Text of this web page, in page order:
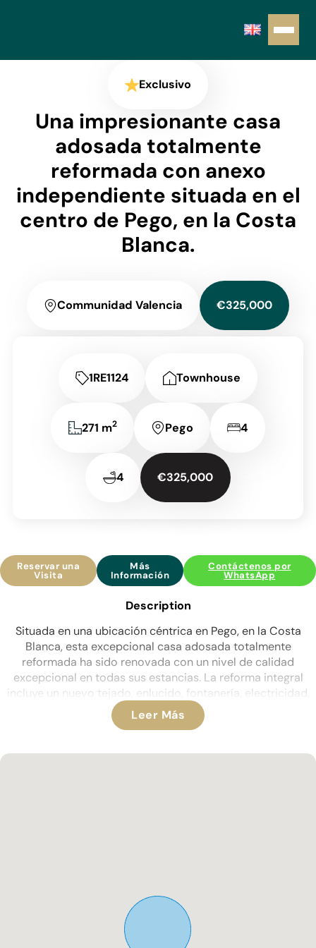
Exclusivo
Una impresionante casa
adosada totalmente
reformada con anexo
independiente situada en el
centro de Pego, en la Costa
Blanca.
Communidad Valencia €325,000
1RE1124 Townhouse
271 m2 Pego 4
4 €325,000
Reservar una
Visita
Más
Información
Contáctenos por
WhatsApp
Description
Situada en una ubicación céntrica en Pego, en la Costa
Blanca, esta excepcional casa adosada totalmente
reformada ha sido renovada con un nivel de calidad
excepcional en todas sus estancias. La reforma integral
incluye un nuevo tejado, enlucido, fontanería, electricidad,
ventanas y puertas de doble acristalamiento, además de
una cocina totalmente nueva, cuatro modernos cuartos de
eléctricos y ventiladores de techo. La propiedad también
congelador, lo que la hace elegante y muy funcional.
Desde el comedor, la propiedad se abre a un espacioso
Leer Más